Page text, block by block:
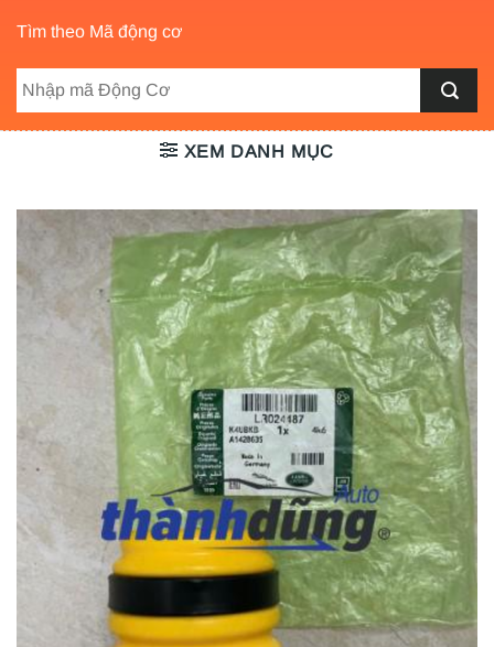
Tìm theo Mã động cơ
XEM DANH MỤC